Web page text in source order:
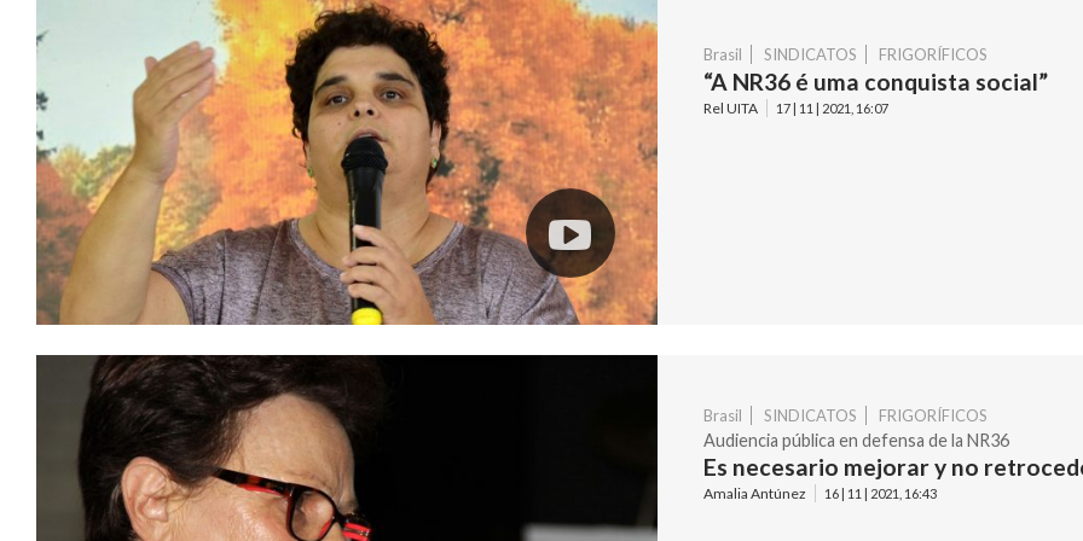
Brasil SINDICATOS FRIGORÍFICOS
“A NR36 é uma conquista social”
Rel UITA 17 | 11 | 2021, 16:07
Brasil SINDICATOS FRIGORÍFICOS
Audiencia pública en defensa de la NR36
Es necesario mejorar y no
Amalia Antúnez 16 | 11 | 2021, 16:43